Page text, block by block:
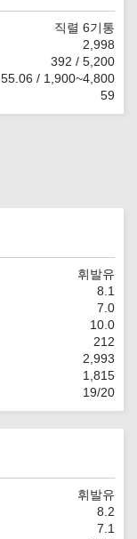
직렬 6기통
2,998
392 / 5,200
55.06 / 1,900~4,800
59
휘발유
8.1
7.0
10.0
212
2,993
1,815
19/20
휘발유
8.2
7.1